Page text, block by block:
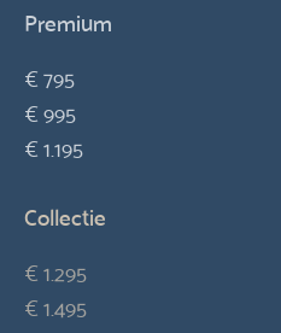
Premium
€ 795
€ 995
€ 1.195
Collectie
€ 1.295
€ 1.495